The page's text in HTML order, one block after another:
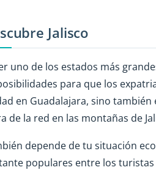
Jalisco
uno de los estados más
para que los
en Guadalajara, sino
de la red en las montañas de
depende de tu situación
populares entre los